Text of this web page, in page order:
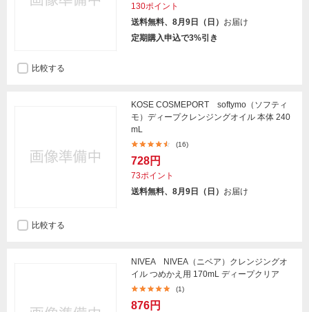
130ポイント
送料無料、8月9日（日） お届け
定期購入申込で3%引き
比較する
KOSE COSMEPORT softymo（ソフティ
モ）ディープクレンジングオイル 本体 240
mL
(16)
728円
73ポイント
送料無料、8月9日（日） お届け
比較する
NIVEA NIVEA（ニベア）クレンジングオ
イル つめかえ用 170mL ディープクリア
(1)
876円